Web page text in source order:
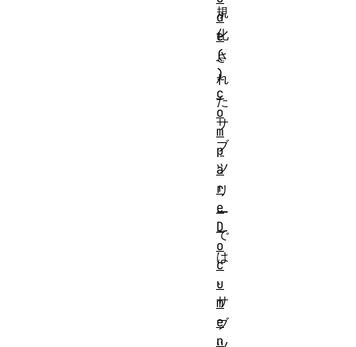
規
化
さ
れ
た
サ
ブ
ツ
リ
ー
で
は
、
サ
ブ
d
e
(
)
c
o
m
p
a
r
e
D
o
c
u
m
e
n